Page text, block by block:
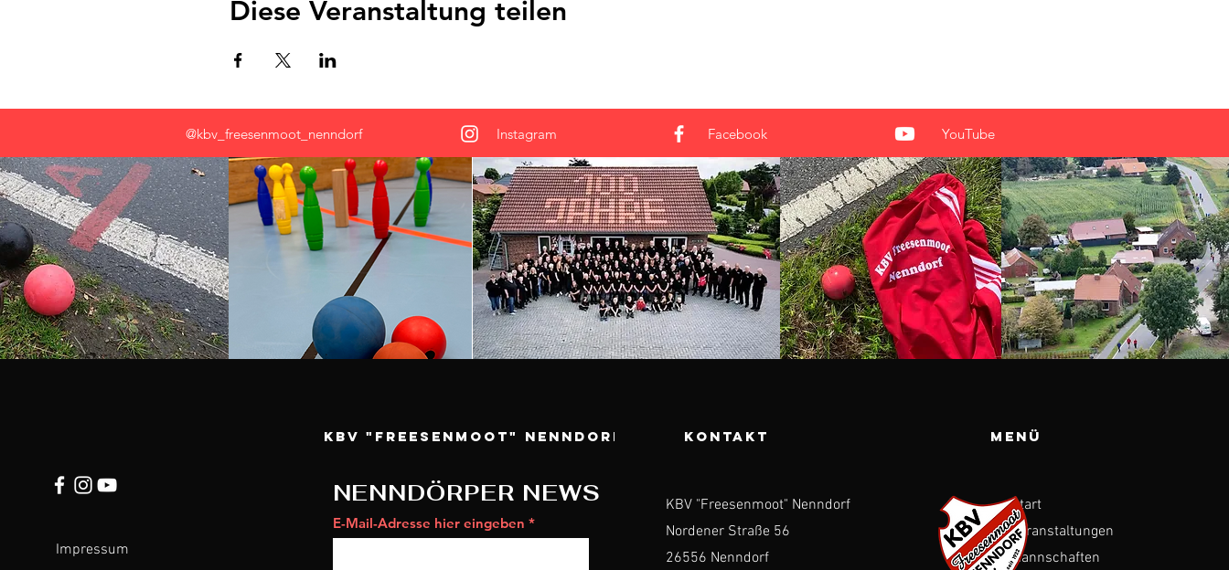
Diese Veranstaltung teilen
@kbv_freesenmoot_nenndorf Instagram Facebook YouTube
Impressum
KBV "Freesenmoot" Nenndorf
NENNDÖRPER NEWS
E-Mail-Adresse hier eingeben
KONTAKT
KBV "Freesenmoot" Nenndorf
Nordener Straße 56
26556 Nenndorf
Menü
Start
Veranstaltungen
Mannschaften